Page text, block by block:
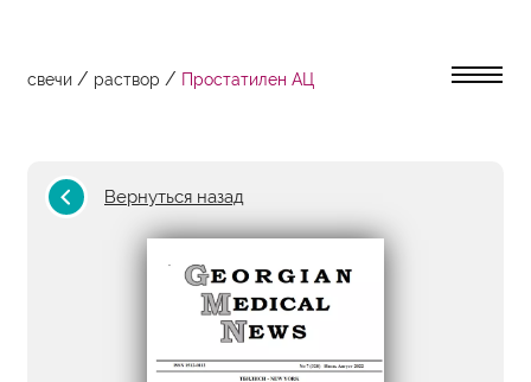
свечи / раствор / Простатилен АЦ
Вернуться назад